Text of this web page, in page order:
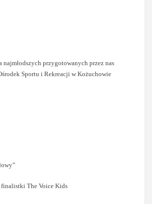
przygotowanych przez nas
Sportu i Rekreacji w Kożuchowie
The Voice Kids